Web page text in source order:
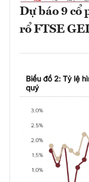
Dự báo 9 cổ
rổ FTSE